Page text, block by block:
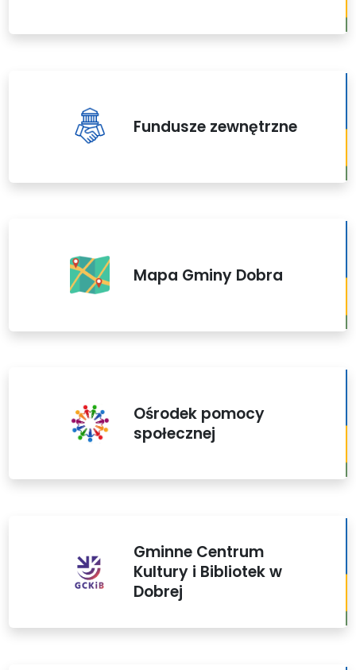
Fundusze zewnętrzne
Mapa Gminy Dobra
Ośrodek pomocy
społecznej
Gminne Centrum
Kultury i Bibliotek w
Dobrej